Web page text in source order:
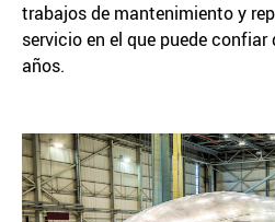
trabajos de mantenimiento y
servicio en el que puede
años.